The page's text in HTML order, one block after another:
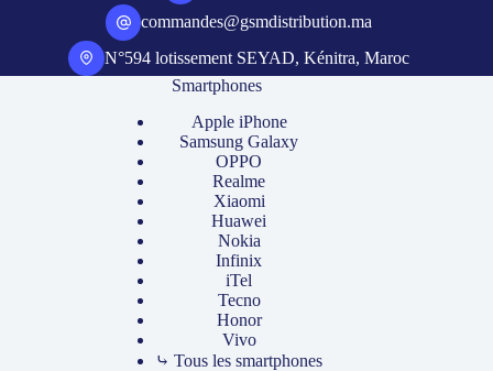
commandes@gsmdistribution.ma
N°594 lotissement SEYAD, Kénitra, Maroc
Smartphones
Apple iPhone
Samsung Galaxy
OPPO
Realme
Xiaomi
Huawei
Nokia
Infinix
iTel
Tecno
Honor
Vivo
⤷ Tous les smartphones